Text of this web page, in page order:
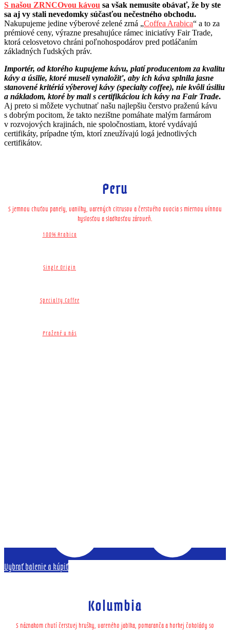
S našou ZRNCOvou kávou sa však nemusíte obávať, že by ste
sa aj vy stali nevedomky súčasťou nečestného obchodu.
Nakupujeme jedine výberové zelené zrná „Coffea Arabica“ a to za
prémiové ceny, výrazne presahujúce rámec iniciatívy Fair Trade,
ktorá celosvetovo chráni poľnohospodárov pred potláčaním
základných ľudských práv.
Importér, od ktorého kupujeme kávu, platí producentom za kvalitu
kávy a úsilie, ktoré museli vynaložiť, aby ich káva splnila jasne
stanovené kritériá výberovej kávy (specialty coffee), nie kvôli úsiliu
a nákladom, ktoré by mali s certifikáciou ich kávy na Fair Trade.
Aj preto si môžete vychutnať našu najlepšiu čerstvo praženú kávu
s dobrým pocitom, že takto nezištne pomáhate malým farmárom
v rozvojových krajinách, nie spoločnostiam, ktoré vydávajú
certifikáty, prípadne tým, ktorí zneužívajú logá jednotlivých
certifikátov.
Peru
S jemnou chuťou panely, vanilky, varených citrusov a čerstvého ovocia s miernou vínnou
kyslosťou a sladkosťou zároveň.
100% Arabica
Single Origin​
Specialty Coffee
Pražené u nás
Vybrať balenie a kúpiť
Kolumbia
S náznakom chutí čerstvej hrušky, vareného jablka, pomaranča a horkej čokolády so